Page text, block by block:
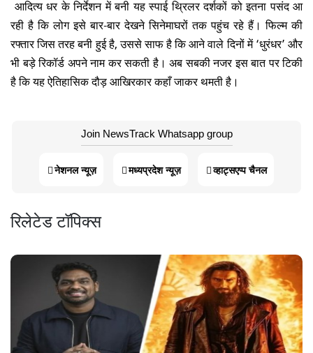
आदित्य धर के निर्देशन में बनी यह स्पाई थ्रिलर दर्शकों को इतना पसंद आ
रही है कि लोग इसे बार-बार देखने सिनेमाघरों तक पहुंच रहे हैं। फिल्म की
रफ्तार जिस तरह बनी हुई है, उससे साफ है कि आने वाले दिनों में ‘धुरंधर’ और
भी बड़े रिकॉर्ड अपने नाम कर सकती है। अब सबकी नजर इस बात पर टिकी
है कि यह ऐतिहासिक दौड़ आखिरकार कहाँ जाकर थमती है।
Join NewsTrack Whatsapp group
नेशनल न्यूज़ मध्यप्रदेश न्यूज़ व्हाट्सएप्प चैनल
रिलेटेड टॉपिक्स